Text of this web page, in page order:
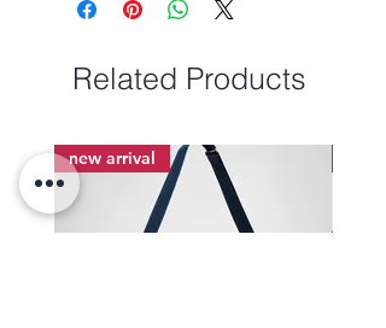
Related Products
new arrival